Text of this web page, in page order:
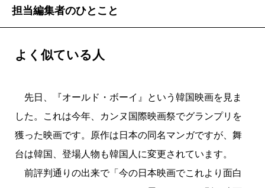
彼らの国民性があるようです。その心理は本書を
担当編集者のひとこと
よく似ている人
先日、『オールド・ボーイ』という韓国映画を見ま
した。これは今年、カンヌ国際映画祭でグランプリを
獲った映画です。原作は日本の同名マンガですが、舞
台は韓国、登場人物も韓国人に変更されています。
前評判通りの出来で「今の日本映画でこれより面白